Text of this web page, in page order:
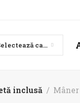
Selectează categoria
inclusă